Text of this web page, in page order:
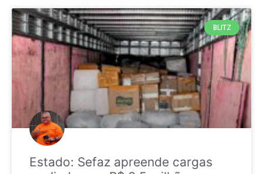
BLITZ
Estado: Sefaz apreende cargas